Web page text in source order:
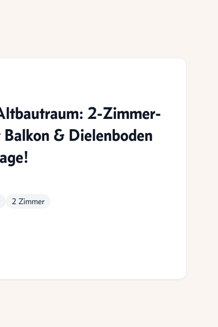
2-Zimmer-
& Dielenboden
2 Zimmer